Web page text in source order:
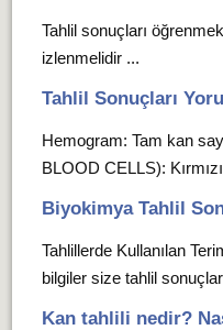
Tahlil sonuçları
izlenmelidir ...
Tahlil Sonuçları
Hemogram: Tam kan
BLOOD CELLS):
Biyokimya Tahlil
Tahlillerde Kullanılan
bilgiler size tahlil
Kan tahlili nedir?